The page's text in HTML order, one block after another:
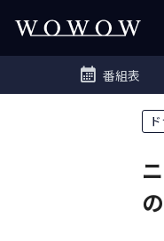
番組表